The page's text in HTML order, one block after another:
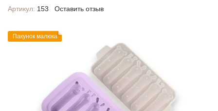
Артикул: 153 Оставить отзыв
Пакунок малюка